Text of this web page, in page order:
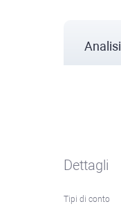
Analisi
Dettagli
Tipi di conto